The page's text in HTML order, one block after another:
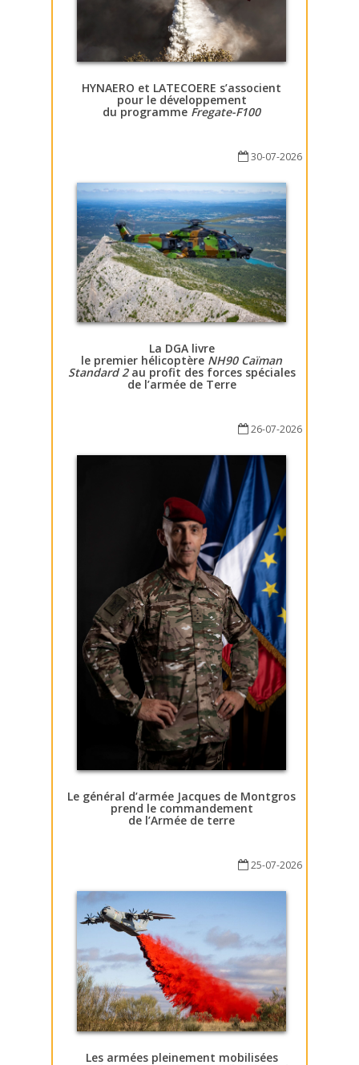
HYNAERO et LATECOERE s’associent
pour le développement
du programme Fregate-F100
30-07-2026
La DGA livre
le premier hélicoptère NH90 Caïman
Standard 2au profit des forces spéciales
de l’armée de Terre
26-07-2026
Le général d’armée Jacques de Montgros
prend le commandement
de l’Armée de terre
25-07-2026
Les armées pleinement mobilisées